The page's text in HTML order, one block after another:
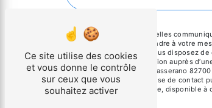
** Les données personnelles
dans le seul but de répondre à votre
clinicmetal@orange.fr. Vous disposez
d’introduire une réclamation auprès
Mouscane - 2 impasse Masserano
pendant la période de prise de contact
démarchage téléphonique, disponible à
Ce site utilise des cookies
et vous donne le contrôle
sur ceux que vous
souhaitez activer